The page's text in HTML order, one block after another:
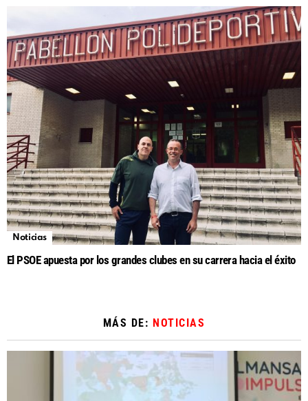
Noticias
El PSOE apuesta por los grandes clubes en su carrera hacia el éxito
MÁS DE: NOTICIAS